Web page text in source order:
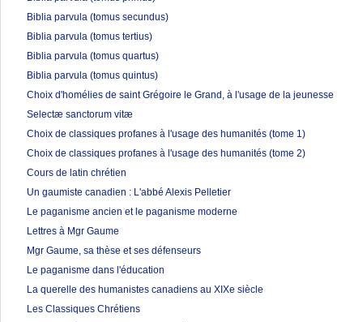
Biblia parvula (tomus secundus)
Biblia parvula (tomus tertius)
Biblia parvula (tomus quartus)
Biblia parvula (tomus quintus)
Choix d'homélies de saint Grégoire le Grand, à l'usage de la jeunesse
Selectæ sanctorum vitæ
Choix de classiques profanes à l'usage des humanités (tome 1)
Choix de classiques profanes à l'usage des humanités (tome 2)
Cours de latin chrétien
Un gaumiste canadien : L'abbé Alexis Pelletier
Le paganisme ancien et le paganisme moderne
Lettres à Mgr Gaume
Mgr Gaume, sa thèse et ses défenseurs
Le paganisme dans l'éducation
La querelle des humanistes canadiens au XIXe siècle
Les Classiques Chrétiens